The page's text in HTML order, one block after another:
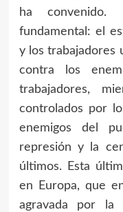
ha
fundamental: el
y los trabajadores
contra los
trabajadores,
controlados por
enemigos del
represión y la
últimos. Esta
en Europa, que
agravada por la